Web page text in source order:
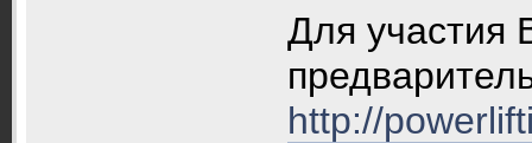
Для участия
http://